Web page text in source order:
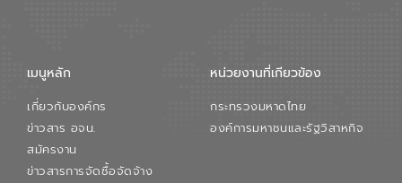
สมดุลทางเศรษฐกิจและสิ่งแวดล้อมได้อย่าง
ภาคเอกชนในครั้งนี้ นับเป็นก้าวสำคัญของ
องค์การจัดการน้ำเสีย (อจน.) ในการร่วมวาง
เมนูหลัก
เกี่ยวกับองค์กร
ข่าวสาร อจน.
สมัครงาน
ข่าวสารการจัดซื้อจัดจ้าง
หน่วยงานที่เกียวข้อง
กระทรวงมหาดไทย
องค์การมหาชนและรัฐวิสาหกิจ